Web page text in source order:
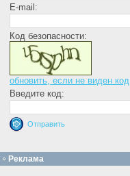
E-mail:
Код безопасности:
обновить, если не виден код
Введите код:
Реклама